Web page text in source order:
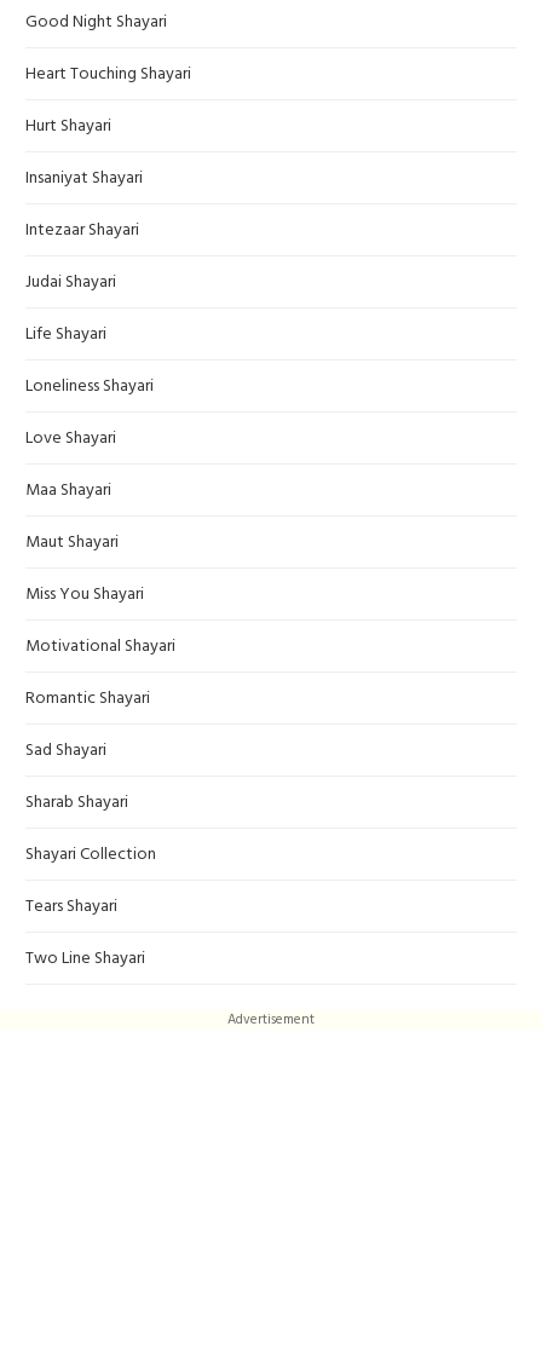
Good Night Shayari
Heart Touching Shayari
Hurt Shayari
Insaniyat Shayari
Intezaar Shayari
Judai Shayari
Life Shayari
Loneliness Shayari
Love Shayari
Maa Shayari
Maut Shayari
Miss You Shayari
Motivational Shayari
Romantic Shayari
Sad Shayari
Sharab Shayari
Shayari Collection
Tears Shayari
Two Line Shayari
Advertisement